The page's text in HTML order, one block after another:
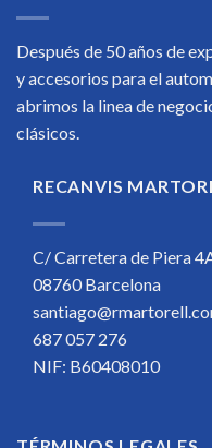
Después de 50 años de
y accesorios para el
abrimos la linea de
clásicos.
RECANVIS
C/ Carretera de Piera
08760 Barcelona
687 057 276
NIF: B60408010